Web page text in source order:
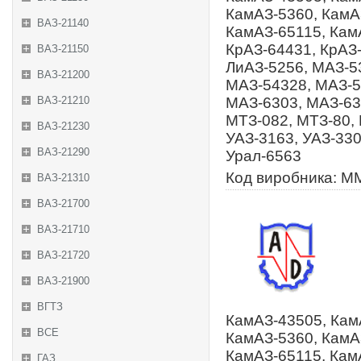
ВАЗ-21140
ВАЗ-21150
ВАЗ-21200
ВАЗ-21210
ВАЗ-21230
ВАЗ-21290
ВАЗ-21310
ВАЗ-21700
ВАЗ-21710
ВАЗ-21720
ВАЗ-21900
ВГТЗ
ВСЕ
ГАЗ
КамАЗ-5360,
КамАЗ-65115,
КрАЗ-64431,
ЛиАЗ-5256, МАЗ-
МАЗ-54328, МАЗ-
МАЗ-6303, МАЗ-
МТЗ-082, МТЗ-80,
УАЗ-3163, УАЗ-
Урал-6563
Код виробника:
КамАЗ-43505,
КамАЗ-5360,
КамАЗ-65115,